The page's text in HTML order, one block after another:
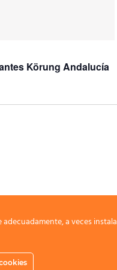
Körung Andalucía
a veces